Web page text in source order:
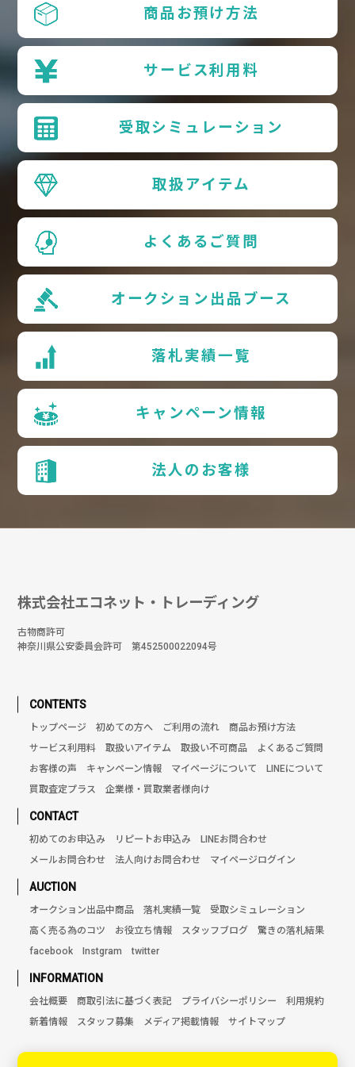
商品お預け方法
サービス利用料
受取シミュレーション
取扱アイテム
よくあるご質問
オークション出品ブース
落札実績一覧
キャンペーン情報
法人のお客様
株式会社エコネット・トレーディング
古物商許可
神奈川県公安委員会許可 第452500022094号
CONTENTS
トップページ 初めての方へ ご利用の流れ
商品お預け方法
サービス利用料
取扱いアイテム 取扱い不可商品
よくあるご質問
お客様の声
キャンペーン情報 マイページについて
LINEについて
買取査定プラス
企業様・買取業者様向け
CONTACT
初めてのお申込み リピートお申込み
LINEお問合わせ
メールお問合わせ
法人向けお問合わせ マイページログイン
AUCTION
オークション出品中商品 落札実績一覧
受取シミュレーション
高く売る為のコツ
お役立ち情報 スタッフブログ
驚きの落札結果
facebook
Instgram twitter
INFORMATION
会社概要 商取引法に基づく表記 プライバシーポリシー
利用規約
新着情報
スタッフ募集 メディア掲載情報 サイトマップ